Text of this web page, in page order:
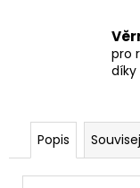
pro
díky
Popis